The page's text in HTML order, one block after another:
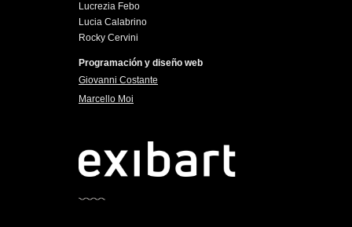
Lucrezia Febo
Lucia Calabrino
Rocky Cervini
Programación y diseño web
Giovanni Costante
Marcello Moi